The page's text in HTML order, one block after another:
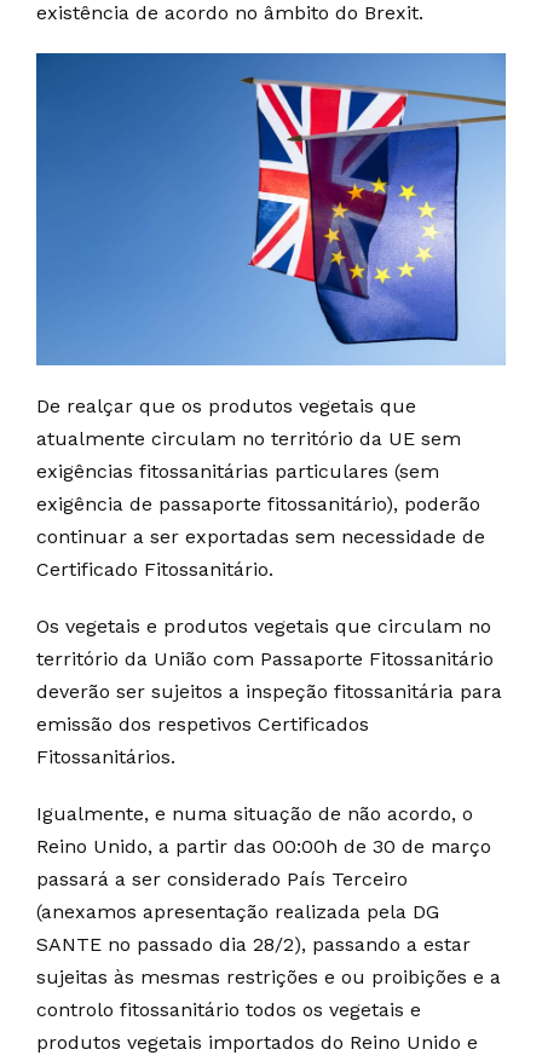
existência de acordo no âmbito do Brexit.
De realçar que os produtos vegetais que
atualmente circulam no território da UE sem
exigências fitossanitárias particulares (sem
exigência de passaporte fitossanitário), poderão
continuar a ser exportadas sem necessidade de
Certificado Fitossanitário.
Os vegetais e produtos vegetais que circulam no
território da União com Passaporte Fitossanitário
deverão ser sujeitos a inspeção fitossanitária para
emissão dos respetivos Certificados
Fitossanitários.
Igualmente, e numa situação de não acordo, o
Reino Unido, a partir das 00:00h de 30 de março
passará a ser considerado País Terceiro
(anexamos apresentação realizada pela DG
SANTE no passado dia 28/2), passando a estar
sujeitas às mesmas restrições e ou proibições e a
controlo fitossanitário todos os vegetais e
produtos vegetais importados do Reino Unido e